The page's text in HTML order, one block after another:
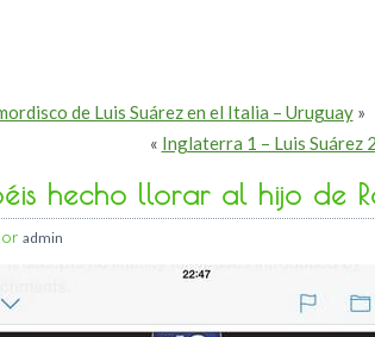
de Luis Suárez en el Italia – Uruguay»
« Inglaterra 1 – Luis Suárez
hecho llorar al hijo de
admin